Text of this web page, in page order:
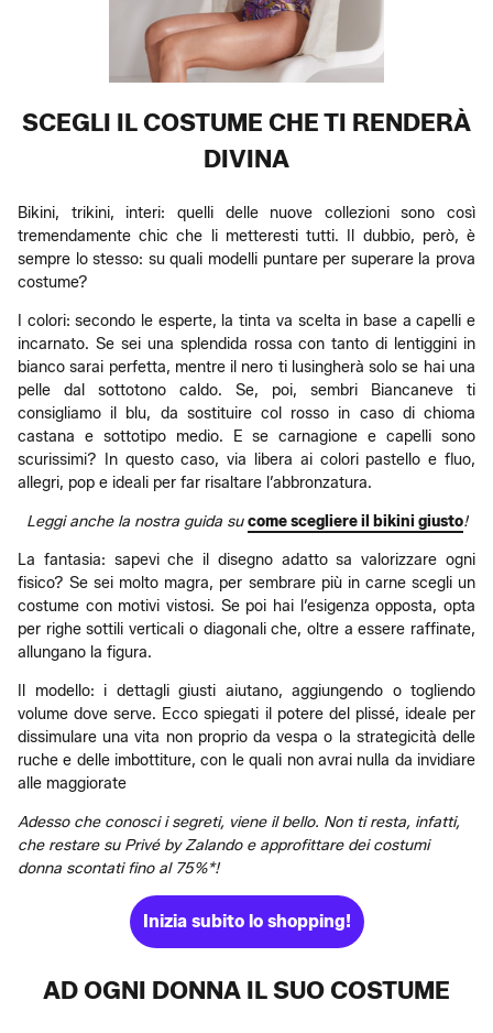
SCEGLI IL COSTUME CHE TI RENDERÀ
DIVINA
Bikini, trikini, interi: quelli delle nuove collezioni sono così
tremendamente chic che li metteresti tutti. Il dubbio, però, è
sempre lo stesso: su quali modelli puntare per superare la prova
costume?
I colori: secondo le esperte, la tinta va scelta in base a capelli e
incarnato. Se sei una splendida rossa con tanto di lentiggini in
bianco sarai perfetta, mentre il nero ti lusingherà solo se hai una
pelle dal sottotono caldo. Se, poi, sembri Biancaneve ti
consigliamo il blu, da sostituire col rosso in caso di chioma
castana e sottotipo medio. E se carnagione e capelli sono
scurissimi? In questo caso, via libera ai colori pastello e fluo,
allegri, pop e ideali per far risaltare l’abbronzatura.
Leggi anche la nostra guida sucome scegliere il bikini giusto!
La fantasia: sapevi che il disegno adatto sa valorizzare ogni
fisico? Se sei molto magra, per sembrare più in carne scegli un
costume con motivi vistosi. Se poi hai l’esigenza opposta, opta
per righe sottili verticali o diagonali che, oltre a essere raffinate,
allungano la figura.
Il modello: i dettagli giusti aiutano, aggiungendo o togliendo
volume dove serve. Ecco spiegati il potere del plissé, ideale per
dissimulare una vita non proprio da vespa o la strategicità delle
ruche e delle imbottiture, con le quali non avrai nulla da invidiare
alle maggiorate
Adesso che conosci i segreti, viene il bello. Non ti resta, infatti,
che restare su Privé by Zalando e approfittare dei costumi
donna scontati fino al 75%*!
Inizia subito lo shopping!
AD OGNI DONNA IL SUO COSTUME